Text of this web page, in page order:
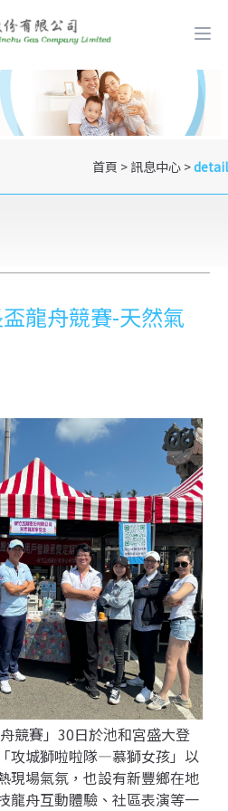
首頁 > 訊息中心 >detail
龍舟競賽-天然氣
競賽」30日於池和宮盛大登
攻城獅啦啦隊—慕獅女孩」以
現場氣氛，也設有新豐鄉在地
龍舟互動體驗、社區表演等一